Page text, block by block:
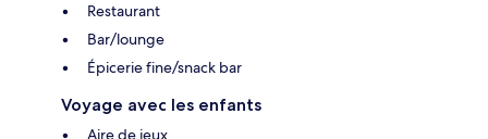
Restaurant
Bar/lounge
Épicerie fine/snack bar
Voyage avec les enfants
Aire de jeux